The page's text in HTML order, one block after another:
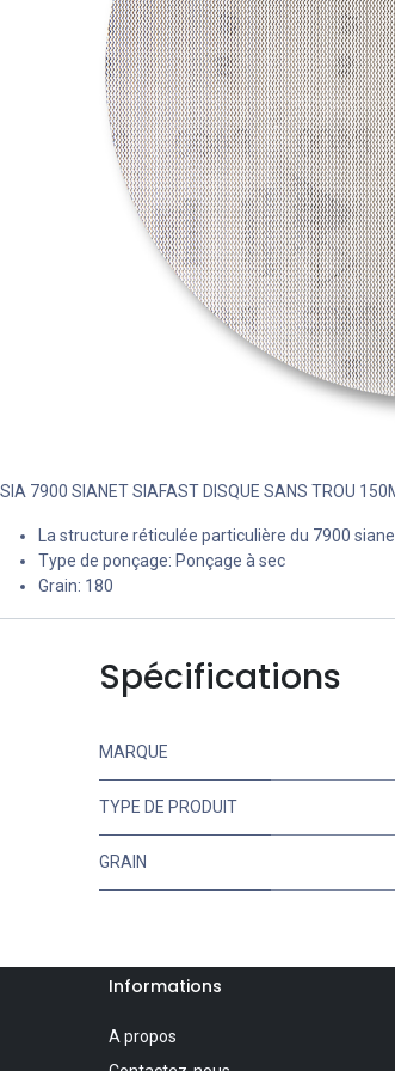
SIA 7900 SIANET SIAFAST DISQUE SANS TROU
La structure réticulée particulière du 7900
Type de ponçage: Ponçage à sec
Grain: 180
Spécifications
MARQUE
TYPE DE PRODUIT
GRAIN
Informations
A propos